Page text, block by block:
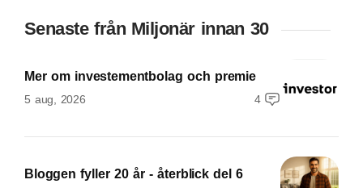
Senaste från Miljonär innan 30
Mer om investementbolag och premie
5 aug, 2026 4
Bloggen fyller 20 år - återblick del 6